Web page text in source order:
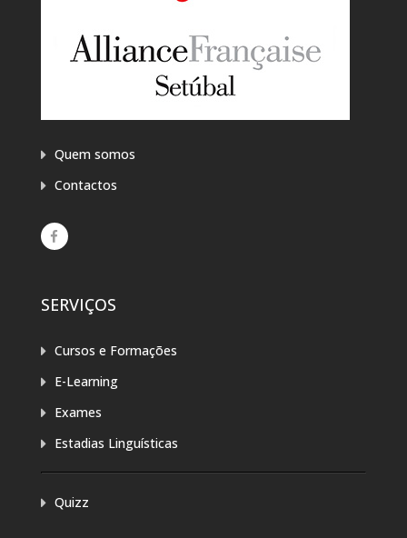
Quem somos
Contactos
SERVIÇOS
Cursos e Formações
E-Learning
Exames
Estadias Linguísticas
Quizz